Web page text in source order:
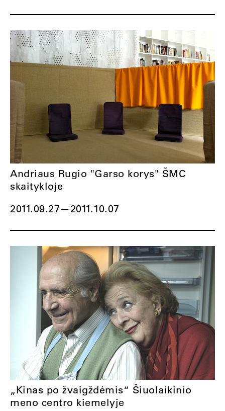
2011.09.27—2011.10.07
Andriaus Rugio "Garso korys" ŠMC
skaitykloje
„Kinas po žvaigždėmis“ Šiuolaikinio
meno centro kiemelyje